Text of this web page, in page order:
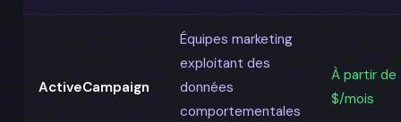
ActiveCampaign
Équipes marketing
exploitant des
données
comportementales
À partir de
$/mois